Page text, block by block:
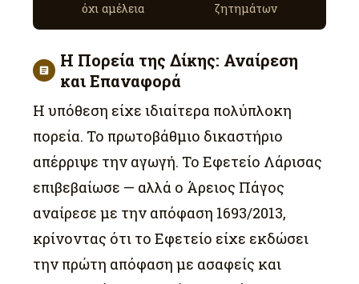
όχι αμέλεια
ζητημάτων
Η Πορεία της Δίκης: Αναίρεση
και Επαναφορά
Η υπόθεση είχε ιδιαίτερα πολύπλοκη
πορεία. Το πρωτοβάθμιο δικαστήριο
απέρριψε την αγωγή. Το Εφετείο Λάρισας
επιβεβαίωσε — αλλά ο Άρειος Πάγος
αναίρεσε με την απόφαση 1693/2013,
κρίνοντας ότι το Εφετείο είχε εκδώσει
την πρώτη απόφαση με ασαφείς και